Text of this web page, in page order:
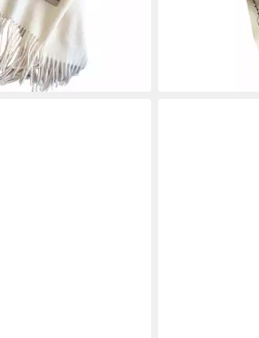
39,99 €
Werktagen bei dir
+9